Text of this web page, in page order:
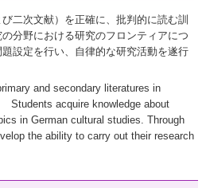
二次文献）を正確に、批判的に読む訓
分野における研究のフロンティアにつ
設定を行い、自律的な研究活動を遂行
and secondary literatures in
Students acquire knowledge about
in German cultural studies. Through
the ability to carry out their research